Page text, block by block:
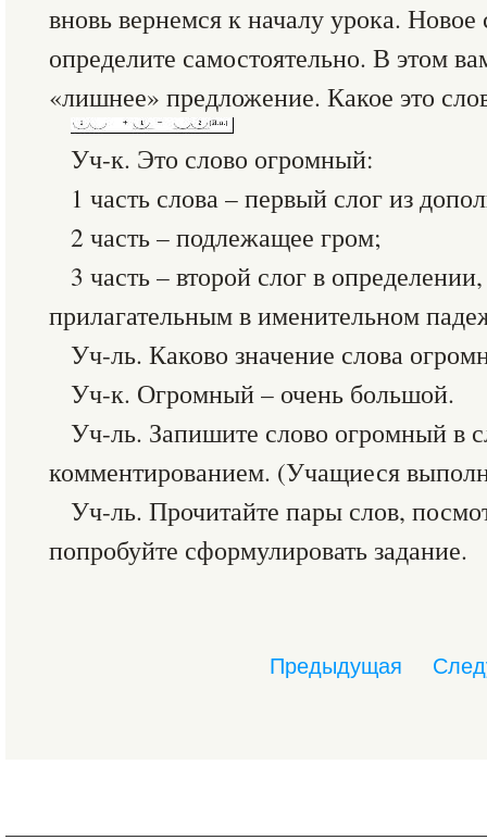
вновь вернемся к началу урока.
определите самостоятельно. В этом
«лишнее» предложение. Какое это
Уч-к. Это слово огромный:
1 часть слова – первый слог из
2 часть – подлежащее гром;
3 часть – второй слог в
прилагательным в именительном
Уч-ль. Каково значение слова
Уч-к. Огромный – очень большой.
Уч-ль. Запишите слово огромный в
комментированием. (Учащиеся
Уч-ль. Прочитайте пары слов,
попробуйте сформулировать задание.
Предыдущая